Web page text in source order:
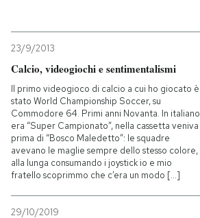
I MIEI PREFERITI
SHOP
CALENDARIO
23/9/2013
Calcio, videogiochi e sentimentalismi
Il primo videogioco di calcio a cui ho giocato è
stato World Championship Soccer, su
Commodore 64. Primi anni Novanta. In italiano
era “Super Campionato”, nella cassetta veniva
prima di “Bosco Maledetto”: le squadre
avevano le maglie sempre dello stesso colore,
alla lunga consumando i joystick io e mio
fratello scoprimmo che c’era un modo [...]
29/10/2019